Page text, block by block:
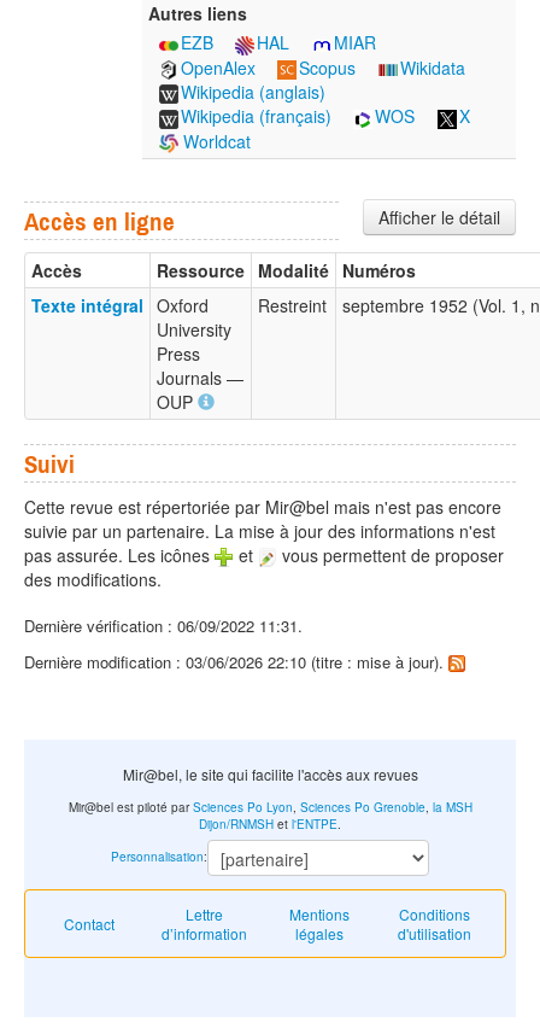
Autres liens
EZB
HAL
MIAR
OpenAlex
Scopus
Wikidata
Wikipedia (anglais)
Wikipedia (français)
WOS
X
Worldcat
Afficher le détail
Accès en ligne
Accès Ressource Modalité Numéros
Texte intégral Oxford
University
Press
Journals —
OUP
Restreint septembre 1952 (Vol.
Suivi
Cette revue est répertoriée par Mir@bel mais n'est pas encore
suivie par un partenaire. La mise à jour des informations n'est
pas assurée. Les icônes
et
vous permettent de proposer
des modifications.
Dernière vérification : 06/09/2022 11:31.
Dernière modification : 03/06/2026 22:10 (titre : mise à jour).
Mir@bel, le site qui facilite l'accès aux revues
Contact
Lettre
d’information
Mentions
légales
Conditions
d'utilisation
Mir@bel est piloté parSciences Po Lyon, Sciences Po Grenoble, la MSH
Dijon/RNMSH et l'ENTPE.
Personnalisation: